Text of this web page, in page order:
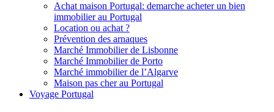
Achat maison Portugal: demarche acheter un bien
immobilier au Portugal
Location ou achat ?
Prévention des arnaques
Marché Immobilier de Lisbonne
Marché Immobilier de Porto
Marché immobilier de l’Algarve
Maison pas cher au Portugal
Voyage Portugal